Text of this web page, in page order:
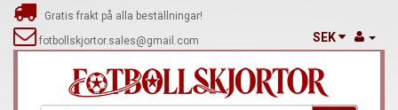
Gratis frakt på alla beställningar!
fotbollskjortor.sales@gmail.com
SEK